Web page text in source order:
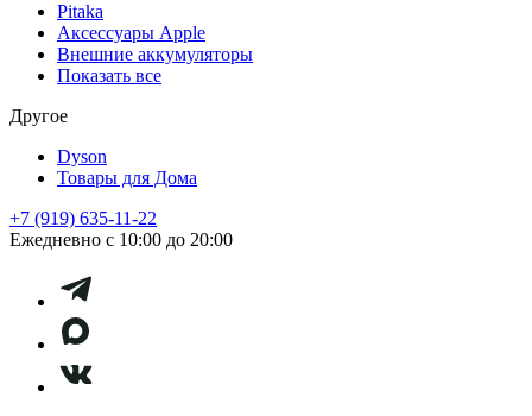
Pitaka
Аксессуары Apple
Внешние аккумуляторы
Показать все
Другое
Dyson
Товары для Дома
+7 (919) 635-11-22
Ежедневно с 10:00 до 20:00